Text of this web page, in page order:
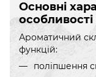
Основні
Ароматичний
функцій:
поліпшення